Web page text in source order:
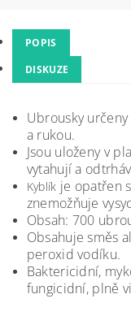
POPIS
DISKUZE
Ubrousky
a rukou.
Jsou uloženy v
vytahují a
Kyblík je opatřen
znemožňuje
Obsah: 700
Obsahuje směs
peroxid vodíku.
Baktericidní,
fungicidní, plně